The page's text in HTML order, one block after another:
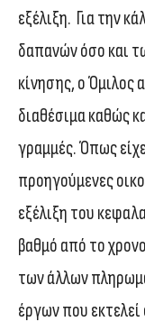
εξέλιξη. Για την
δαπανών όσο και
κίνησης, ο Όμιλος
διαθέσιμα καθώς
γραμμές. Όπως
προηγούμενες
εξέλιξη του
βαθμό από το
των άλλων
έργων που εκτελεί